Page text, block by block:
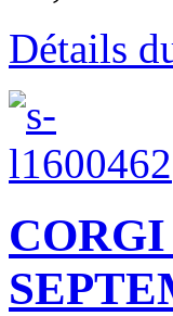
Détails